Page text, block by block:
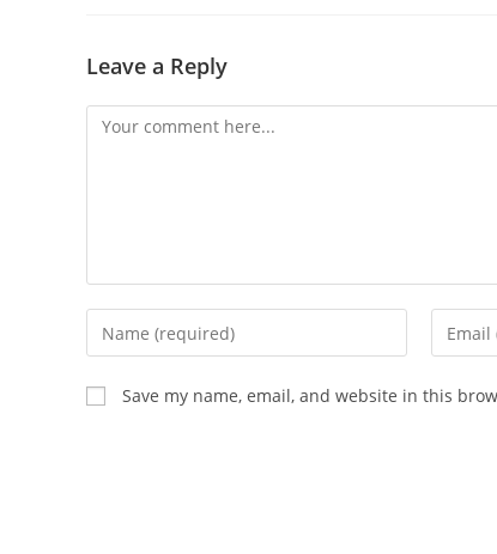
Leave a Reply
Save my name, email, and website in this